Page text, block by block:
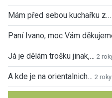
Mám před sebou kuchařku z…
Paní Ivano, moc Vám
Já je dělám trošku jinak,… 2
A kde je na orientalnich… 2